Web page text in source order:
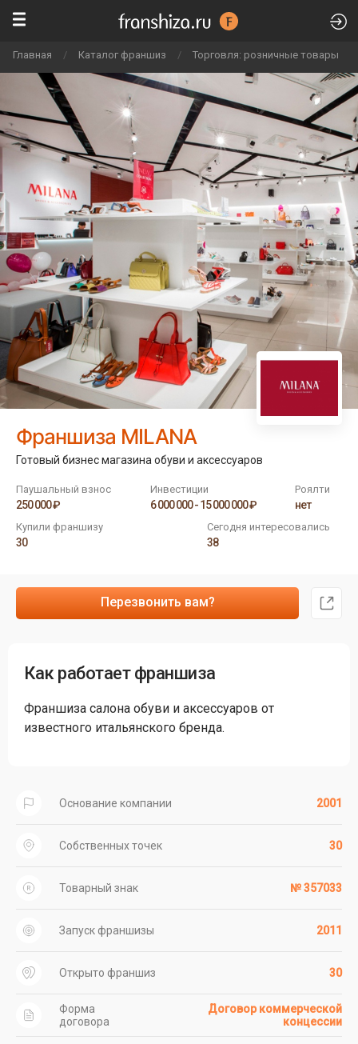
Главная / Каталог франшиз / Торговля: розничные товары
Франшиза MILANA
Готовый бизнес магазина обуви и аксессуаров
Паушальный взнос
250 000 ₽
Инвестиции
6 000 000 - 15 000 000 ₽
Роялти
нет
Купили франшизу
30
Сегодня интересовались
38
Перезвонить вам?
Как работает франшиза
Франшиза салона обуви и аксессуаров от
известного итальянского бренда.
Основание компании 2001
Собственных точек 30
Товарный знак № 357033
Запуск франшизы 2011
Открыто франшиз 30
Форма
договора
Договор коммерческой
концессии